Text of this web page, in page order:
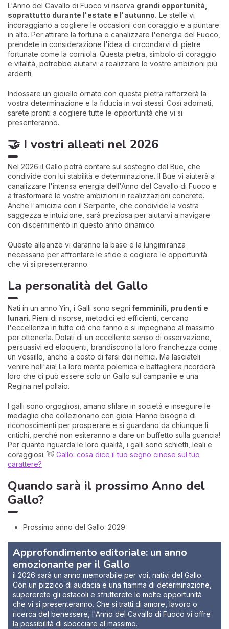
L'Anno del Cavallo di Fuoco vi riserva grandi opportunità,
soprattutto durante l'estate e l'autunno. Le stelle vi
incoraggiano a cogliere le occasioni con coraggio e a puntare
in alto. Per attirare la fortuna e canalizzare l'energia del Fuoco,
prendete in considerazione l'idea di circondarvi di pietre
fortunate come la corniola. Questa pietra, simbolo di coraggio
e vitalità, potrebbe aiutarvi a realizzare le vostre ambizioni più
ardenti.
Indossare un gioiello ornato con questa pietra rafforzerà la
vostra determinazione e la fiducia in voi stessi. Così adornati,
sarete pronti a cogliere tutte le opportunità che vi si
presenteranno.
🤝 I vostri alleati nel 2026
Nel 2026 il Gallo potrà contare sul sostegno del Bue, che
condivide con lui stabilità e determinazione. Il Bue vi aiuterà a
canalizzare l'intensa energia dell'Anno del Cavallo di Fuoco e
a trasformare le vostre ambizioni in realizzazioni concrete.
Anche l'amicizia con il Serpente, che condivide la vostra
saggezza e intuizione, sarà preziosa per aiutarvi a navigare
con discernimento in questo anno dinamico.
Queste alleanze vi daranno la base e la lungimiranza
necessarie per affrontare le sfide e cogliere le opportunità
che vi si presenteranno.
La personalità del Gallo
Nati in un anno Yin, i Galli sono segni femminili, prudenti e
lunari. Pieni di risorse, metodici ed efficienti, cercano
l'eccellenza in tutto ciò che fanno e si impegnano al massimo
per ottenerla. Dotati di un eccellente senso di osservazione,
persuasivi ed eloquenti, brandiscono la loro franchezza come
un vessillo, anche a costo di farsi dei nemici. Ma lasciateli
venire nell'aia! La loro mente polemica e battagliera ricorderà
loro che ci può essere solo un Gallo sul campanile e una
Regina nel pollaio.
I galli sono orgogliosi, amano sfilare in società e inseguire le
medaglie che collezionano con gioia. Hanno bisogno di
riconoscimenti per prosperare e si guardano da chiunque li
critichi, perché non esiteranno a dare un buffetto sulla guancia!
Per quanto riguarda le loro qualità, i galli sono schietti, leali e
coraggiosi. 👋 Gallo: cosa dice il tuo segno cinese sul tuo
carattere?
Quando sarà il prossimo Anno del
Gallo?
Prossimo anno del Gallo: 2029
Approfondimento editoriale: un anno
emozionante per il Gallo
il 2026 sarà un anno memorabile per voi, nativi del Gallo.
Con un pizzico di audacia e una fiamma di determinazione,
supererete gli ostacoli e sfrutterete le molte opportunità
che vi si presenteranno. Che si tratti di amore, lavoro o
ricerca del benessere, l'Anno del Cavallo di Fuoco vi offre
la possibilità di sbocciare al massimo.